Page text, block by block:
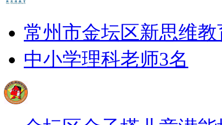
常州市金坛区新思维
中小学理科老师3名